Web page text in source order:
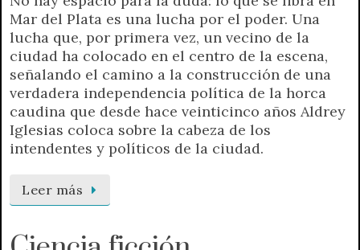
Mar del Plata es una lucha por el poder. Una
lucha que, por primera vez, un vecino de la
ciudad ha colocado en el centro de la escena,
señalando el camino a la construcción de una
verdadera independencia política de la horca
caudina que desde hace veinticinco años Aldrey
Iglesias coloca sobre la cabeza de los
intendentes y políticos de la ciudad.
Leer más